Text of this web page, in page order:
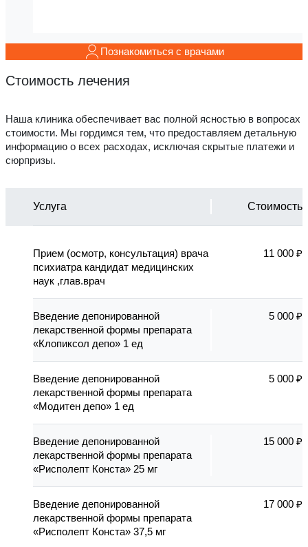
Познакомиться с врачами
Стоимость лечения
Наша клиника обеспечивает вас полной ясностью в вопросах
стоимости. Мы гордимся тем, что предоставляем детальную
информацию о всех расходах, исключая скрытые платежи и
сюрпризы.
Услуга Стоимость
Прием (осмотр, консультация) врача
психиатра кандидат медицинских
наук ,глав.врач
11 000 ₽
Введение депонированной
лекарственной формы препарата
«Клопиксол депо» 1 ед
5 000 ₽
Введение депонированной
лекарственной формы препарата
«Модитен депо» 1 ед
5 000 ₽
Введение депонированной
лекарственной формы препарата
«Рисполепт Конста» 25 мг
15 000 ₽
Введение депонированной
лекарственной формы препарата
«Рисполепт Конста» 37,5 мг
17 000 ₽